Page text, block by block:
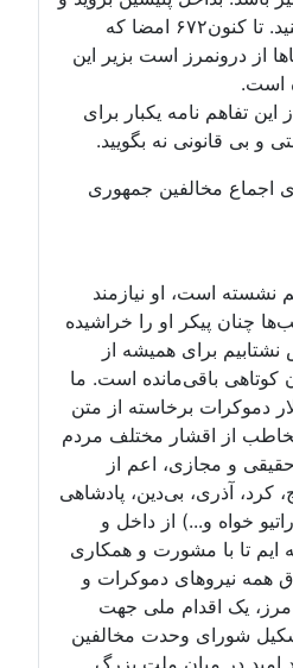
درخواستنامه را امضا کنید. تا کنون۶۷۲ امضا که
امضاها از درونمرز است بزیر این
است.
تفاهم نامه یکبار برای
و بی قانونی نه بگویید.
اجماع مخالفین جمهوری
نشسته است، او نیازمند
چنان پیکر او را خراشیده
برای همیشه از
باقی‌مانده است. ما
دموکرات برخاسته از متن
از اقشار مختلف مردم
و مجازی، اعم از
کرد، آذری، بی‌دین، پادشاهی
خواه و...) از داخل و
ایم تا با مشورت و همکاری
همه نیروهای دموکرات و
مرز، یک اقدام ملی جهت
شورای وحدت مخالفین
امید در میان ملت بزرگ